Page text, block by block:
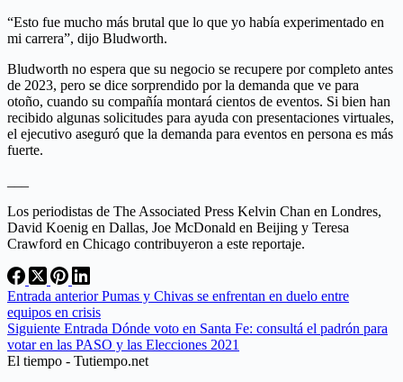
“Esto fue mucho más brutal que lo que yo había experimentado en
mi carrera”, dijo Bludworth.
Bludworth no espera que su negocio se recupere por completo antes
de 2023, pero se dice sorprendido por la demanda que ve para
otoño, cuando su compañía montará cientos de eventos. Si bien han
recibido algunas solicitudes para ayuda con presentaciones virtuales,
el ejecutivo aseguró que la demanda para eventos en persona es más
fuerte.
Los periodistas de The Associated Press Kelvin Chan en Londres,
David Koenig en Dallas, Joe McDonald en Beijing y Teresa
Crawford en Chicago contribuyeron a este reportaje.
Entrada anteriorPumas y Chivas se enfrentan en duelo entre
equipos en crisis
Siguiente Entrada Dónde voto en Santa Fe: consultá el padrón para
votar en las PASO y las Elecciones 2021
El tiempo - Tutiempo.net